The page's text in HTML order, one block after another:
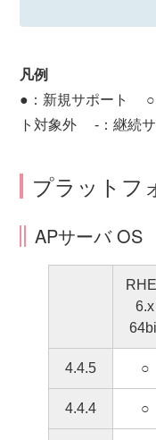
凡例
●：新規サポート
ト対象外 -：継続
プラットフ
APサーバ OS
6.x
4.4.5 ○
4.4.4 ○